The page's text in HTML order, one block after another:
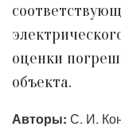
оценки
объекта.
Авторы: С. И.